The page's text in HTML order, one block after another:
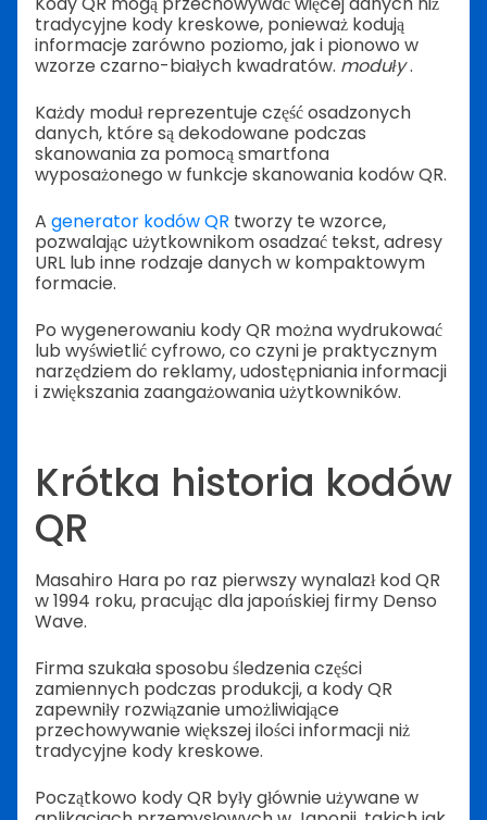
tradycyjne kody kreskowe, ponieważ kodują
informacje zarówno poziomo, jak i pionowo w
wzorze czarno-białych kwadratów. moduły.
Każdy moduł reprezentuje część osadzonych
danych, które są dekodowane podczas
skanowania za pomocą smartfona
wyposażonego w funkcje skanowania kodów QR.
A generator kodów QR tworzy te wzorce,
pozwalając użytkownikom osadzać tekst, adresy
URL lub inne rodzaje danych w kompaktowym
formacie.
Po wygenerowaniu kody QR można wydrukować
lub wyświetlić cyfrowo, co czyni je praktycznym
narzędziem do reklamy, udostępniania informacji
i zwiększania zaangażowania użytkowników.
Krótka historia kodów
QR
Masahiro Hara po raz pierwszy wynalazł kod QR
w 1994 roku, pracując dla japońskiej firmy Denso
Wave.
Firma szukała sposobu śledzenia części
zamiennych podczas produkcji, a kody QR
zapewniły rozwiązanie umożliwiające
przechowywanie większej ilości informacji niż
tradycyjne kody kreskowe.
Początkowo kody QR były głównie używane w